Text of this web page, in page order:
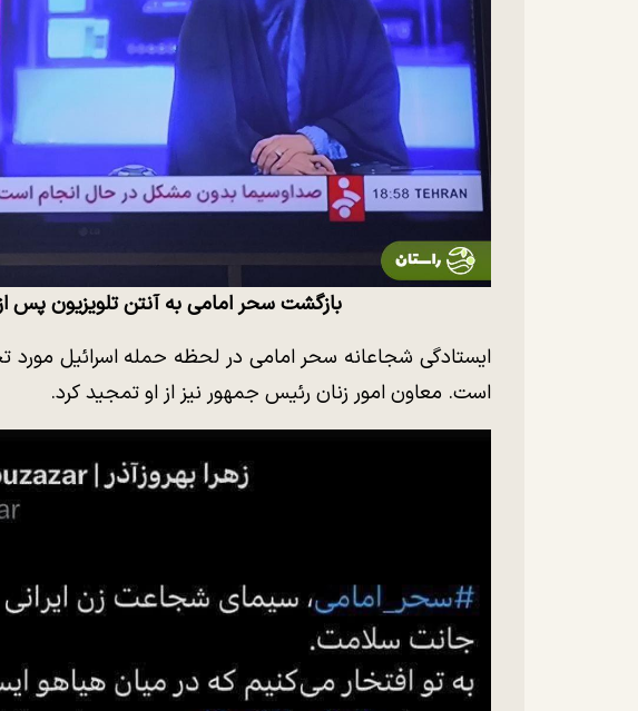
بازگشت سحر امامی به آنتن تلویزیون پس
ایستادگی شجاعانه سحر امامی در لحظه حمله اسرائیل مورد
است. معاون امور زنان رئیس جمهور نیز از او تمجید کرد.